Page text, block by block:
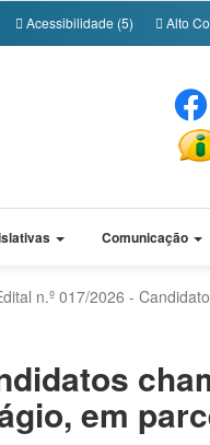
Acessibilidade (5) Alto
Comunicação
n.º 017/2026 -
em